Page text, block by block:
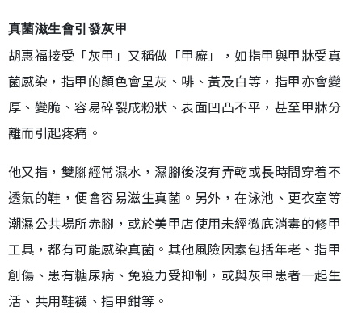
真菌滋生會引發灰甲
胡惠福接受「灰甲」又稱做「甲癬」，如指甲與甲牀受真
菌感染，指甲的顏色會呈灰、啡、黃及白等，指甲亦會變
厚、變脆、容易碎裂成粉狀、表面凹凸不平，甚至甲牀分
離而引起疼痛。
他又指，雙腳經常濕水，濕腳後沒有弄乾或長時間穿着不
透氣的鞋，便會容易滋生真菌。另外，在泳池、更衣室等
潮濕公共場所赤腳，或於美甲店使用未經徹底消毒的修甲
工具，都有可能感染真菌。其他風險因素包括年老、指甲
創傷、患有糖尿病、免疫力受抑制，或與灰甲患者一起生
活、共用鞋襪、指甲鉗等。